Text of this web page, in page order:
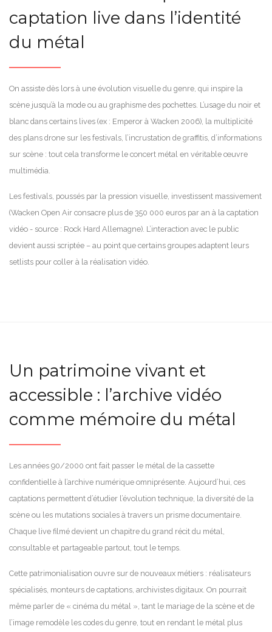
captation live dans l’identité
du métal
On assiste dès lors à une évolution visuelle du genre, qui inspire la
scène jusqu’à la mode ou au graphisme des pochettes. L’usage du noir et
blanc dans certains lives (ex : Emperor à Wacken 2006), la multiplicité
des plans drone sur les festivals, l’incrustation de graffitis, d’informations
sur scène : tout cela transforme le concert métal en véritable œuvre
multimédia.
Les festivals, poussés par la pression visuelle, investissent massivement
(Wacken Open Air consacre plus de 350 000 euros par an à la captation
vidéo - source : Rock Hard Allemagne). L’interaction avec le public
devient aussi scriptée – au point que certains groupes adaptent leurs
setlists pour coller à la réalisation vidéo.
Un patrimoine vivant et
accessible : l’archive vidéo
comme mémoire du métal
Les années 90/2000 ont fait passer le métal de la cassette
confidentielle à l’archive numérique omniprésente. Aujourd’hui, ces
captations permettent d’étudier l’évolution technique, la diversité de la
scène ou les mutations sociales à travers un prisme documentaire.
Chaque live filmé devient un chapitre du grand récit du métal,
consultable et partageable partout, tout le temps.
Cette patrimonialisation ouvre sur de nouveaux métiers : réalisateurs
spécialisés, monteurs de captations, archivistes digitaux. On pourrait
même parler de « cinéma du métal », tant le mariage de la scène et de
l’image remodèle les codes du genre, tout en rendant le métal plus